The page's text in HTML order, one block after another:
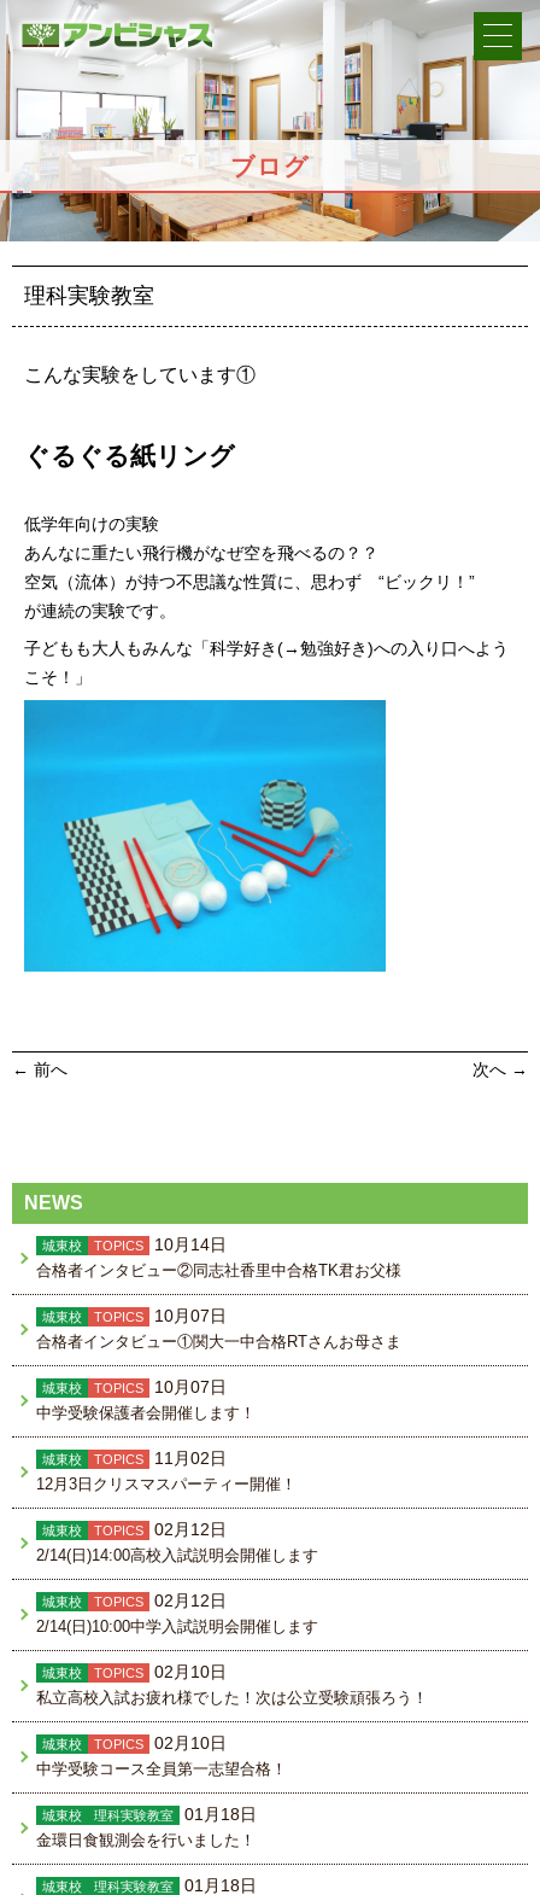
ブログ
理科実験教室
こんな実験をしています①
ぐるぐる紙リング
低学年向けの実験
あんなに重たい飛行機がなぜ空を飛べるの？？
空気（流体）が持つ不思議な性質に、思わず “ビックリ！”
が連続の実験です。
子どもも大人もみんな「科学好き(→勉強好き)への入り口へよう
こそ！」
投
ゲ
ン
← 前へ 次へ →
NEWS
城東校 TOPICS 10月14日
合格者インタビュー②同志社香里中合格TK君お父様
城東校 TOPICS 10月07日
合格者インタビュー①関大一中合格RTさんお母さま
城東校 TOPICS 10月07日
中学受験保護者会開催します！
城東校 TOPICS 11月02日
12月3日クリスマスパーティー開催！
城東校 TOPICS 02月12日
2/14(日)14:00高校入試説明会開催します
城東校 TOPICS 02月12日
2/14(日)10:00中学入試説明会開催します
城東校 TOPICS 02月10日
私立高校入試お疲れ様でした！次は公立受験頑張ろう！
城東校 TOPICS 02月10日
中学受験コース全員第一志望合格！
城東校 理科実験教室 01月18日
金環日食観測会を行いました！
城東校 理科実験教室 01月18日